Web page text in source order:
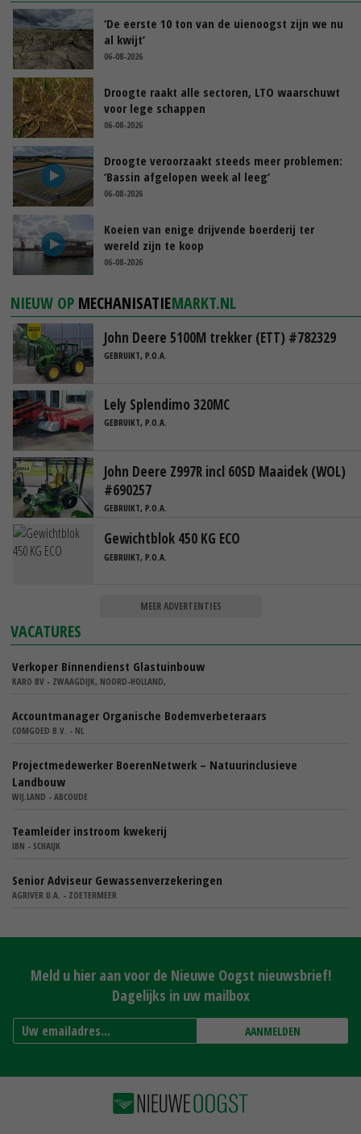
‘De eerste 10 ton van de uienoogst zijn we nu
al kwijt’
06-08-2026
Droogte raakt alle sectoren, LTO waarschuwt
voor lege schappen
06-08-2026
Droogte veroorzaakt steeds meer problemen:
‘Bassin afgelopen week al leeg’
06-08-2026
Koeien van enige drijvende boerderij ter
wereld zijn te koop
06-08-2026
NIEUW OP MECHANISATIEMARKT.NL
John Deere 5100M trekker (ETT) #782329
GEBRUIKT, P.O.A.
Lely Splendimo 320MC
GEBRUIKT, P.O.A.
John Deere Z997R incl 60SD Maaidek (WOL)
#690257
GEBRUIKT, P.O.A.
Gewichtblok 450 KG ECO
GEBRUIKT, P.O.A.
MEER ADVERTENTIES
VACATURES
Verkoper Binnendienst Glastuinbouw
KARO BV - ZWAAGDIJK, NOORD-HOLLAND,
Accountmanager Organische Bodemverbeteraars
COMGOED B.V. - NL
Projectmedewerker BoerenNetwerk – Natuurinclusieve
Landbouw
WIJ.LAND - ABCOUDE
Teamleider instroom kwekerij
IBN - SCHAIJK
Senior Adviseur Gewassenverzekeringen
AGRIVER U.A. - ZOETERMEER
Meld u hier aan voor de Nieuwe Oogst nieuwsbrief!
Dagelijks in uw mailbox
AANMELDEN